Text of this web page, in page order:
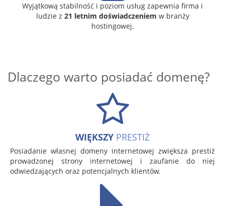
Wyjątkową stabilność i poziom usług zapewnia firma i
ludzie z 21 letnim doświadczeniem w branży
hostingowej.
Dlaczego warto posiadać domenę?
WIĘKSZY PRESTIŻ
Posiadanie własnej domeny internetowej zwiększa prestiż
prowadzonej strony internetowej i zaufanie do niej
odwiedzających oraz potencjalnych klientów.